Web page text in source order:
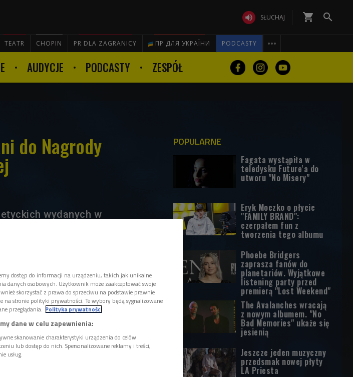
 SŁUCHAJ shopping_cart 
TEATR CHOPIN PR DLA ZAGRANICY ПР ДЛЯ УКРАЇНИ PODCASTY 

AUDYCJE PODCASTY ZESPÓŁ
do Nagrody
wydanych w
im. Wisławy
Zofia Bałdyga, Jerzy
Agata
POPULARNE
Fagata wystąpiła w
teledysku Future'a do
utworu "No Misery"
Eryk Moczko o płycie
"FAMILY BRAND":
czerpałem fun z
tworzenia tego albumu
Phoebe Bridgers
zaprasza fanów do
planetariów. Wyjątkowe
listening party przed
premierą "Lost Weekend"
The Avalanches wracają
z nowym albumem. "No
Bad Memories" ukaże się
jesienią
Jeszcze jeden muzyczny
przedsmak nowej płyty
LA Priesta
dostęp do informacji na urządzeniu, takich jak unikalne
danych osobowych. Użytkownik może zaakceptować swoje
skorzystać z prawa do sprzeciwu na podstawie prawnie
na stronie polityki prywatności. Te wybory będą sygnalizowane
przeglądania. Polityka prywatności
dane w celu zapewnienia:
skanowanie charakterystyki urządzenia do celów
lub dostęp do nich. Spersonalizowane reklamy i treści,
usług.